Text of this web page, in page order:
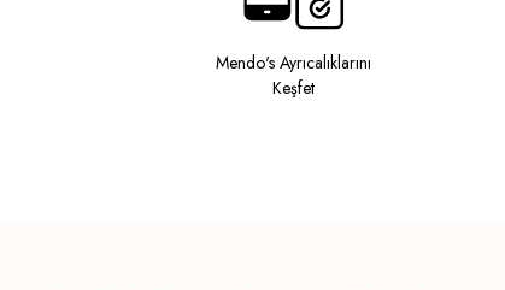
Mendo's Ayrıcalıklarını
Keşfet